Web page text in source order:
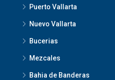
Puerto Vallarta
Nuevo Vallarta
Bucerias
Mezcales
Bahia de Banderas